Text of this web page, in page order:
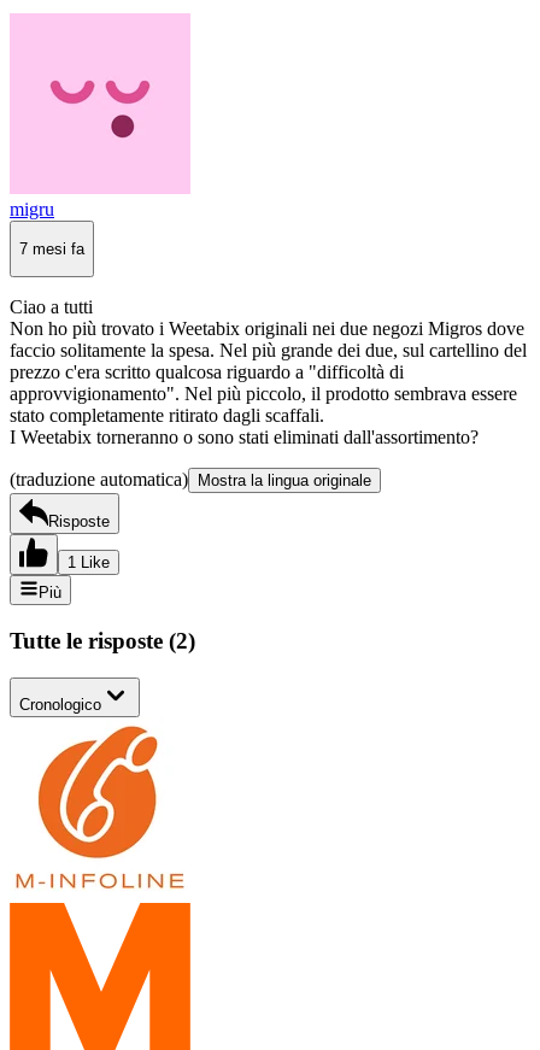
migru
7 mesi fa
Ciao a tutti
Non ho più trovato i Weetabix originali nei due negozi Migros dove
faccio solitamente la spesa. Nel più grande dei due, sul cartellino del
prezzo c'era scritto qualcosa riguardo a "difficoltà di
approvvigionamento". Nel più piccolo, il prodotto sembrava essere
stato completamente ritirato dagli scaffali.
I Weetabix torneranno o sono stati eliminati dall'assortimento?
(traduzione automatica) Mostra la lingua originale
Risposte
1 Like
Più
Tutte le risposte (2)
Cronologico